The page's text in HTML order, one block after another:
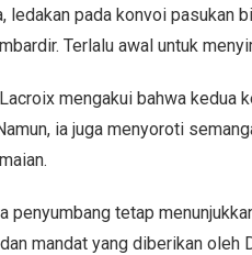
ledakan pada konvoi pasukan
Terlalu awal untuk
mengakui bahwa
ia juga menyoroti
penyumbang tetap
mandat yang diberikan oleh